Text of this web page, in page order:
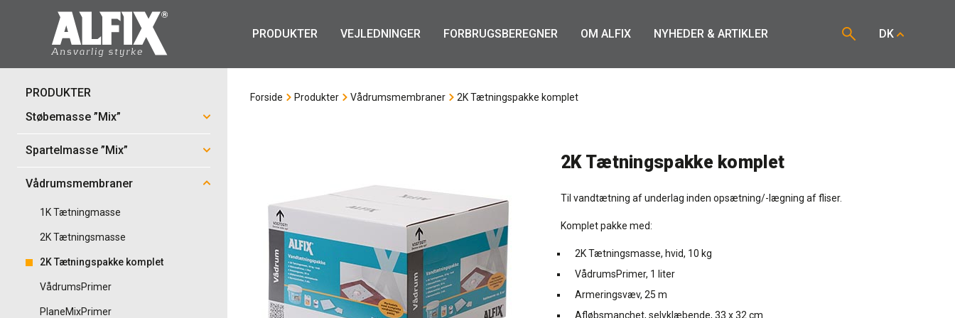
PRODUKTER VEJLEDNINGER FORBRUGSBEREGNER OM ALFIX NYHEDER & ARTIKLER DK
PRODUKTER
Støbemasse ”Mix”
Spartelmasse ”Mix”
Vådrumsmembraner
1K Tætningmasse
2K Tætningsmasse
2K Tætningspakke komplet
VådrumsPrimer
PlaneMixPrimer
Forside Produkter Vådrumsmembraner 2K Tætningspakke komplet
2K Tætningspakke komplet
Til vandtætning af underlag inden opsætning/-lægning af fliser.
Komplet pakke med:
2K Tætningsmasse, hvid, 10 kg
VådrumsPrimer, 1 liter
Armeringsvæv, 25 m
Afløbsmanchet, selvklæbende, 33 x 32 cm